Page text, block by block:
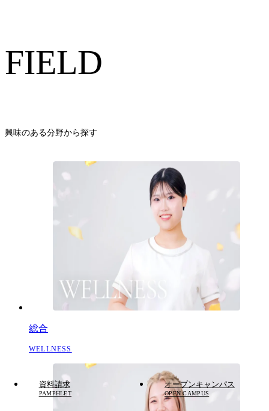
FIELD
興味のある分野から探す
総合
WELLNESS
資料請求
PAMPHLET
オープンキャンパス
OPEN CAMPUS